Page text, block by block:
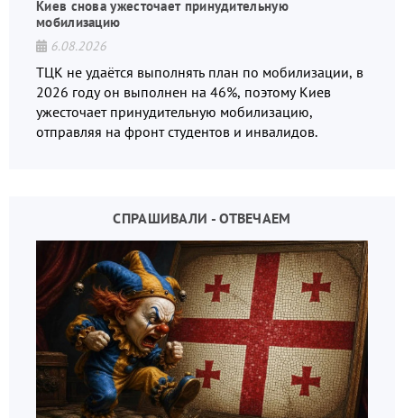
Киев снова ужесточает принудительную
мобилизацию
6.08.2026
ТЦК не удаётся выполнять план по мобилизации, в
2026 году он выполнен на 46%, поэтому Киев
ужесточает принудительную мобилизацию,
отправляя на фронт студентов и инвалидов.
СПРАШИВАЛИ - ОТВЕЧАЕМ